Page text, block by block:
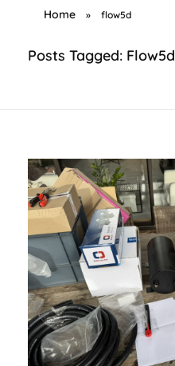
Home » flow5d
Posts Tagged: Flow5d